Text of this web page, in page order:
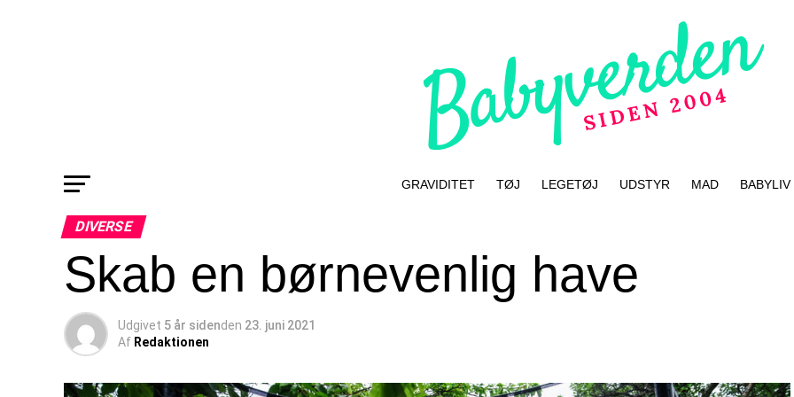
GRAVIDITET TØJ LEGETØJ UDSTYR MAD BABYLIV
DIVERSE
Skab en børnevenlig have
Udgivet 5 år sidenden 23. juni 2021
Af Redaktionen